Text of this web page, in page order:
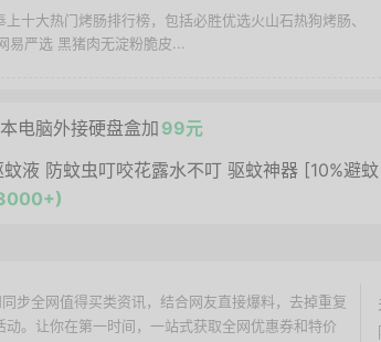
十大热门烤肠排行榜，包括必胜优选火山石热狗烤肠、
易严选 黑猪肉无淀粉脆皮...
电脑外接硬盘盒加99元
液 防蚊虫叮咬花露水不叮 驱蚊神器 [10%避蚊
步全网值得买类资讯，结合网友直接爆料，去掉重复
。让你在第一时间，一站式获取全网优惠券和特价